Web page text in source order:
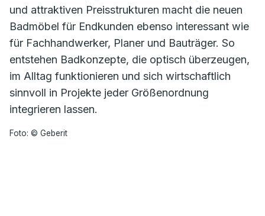
und attraktiven Preisstrukturen macht die neuen
Badmöbel für Endkunden ebenso interessant wie
für Fachhandwerker, Planer und Bauträger. So
entstehen Badkonzepte, die optisch überzeugen,
im Alltag funktionieren und sich wirtschaftlich
sinnvoll in Projekte jeder Größenordnung
integrieren lassen.
Foto: © Geberit